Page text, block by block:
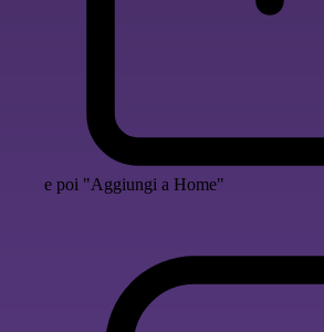
e poi "Aggiungi a Home"